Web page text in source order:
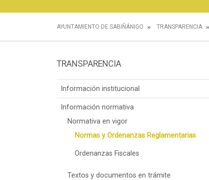
AYUNTAMIENTO DE SABIÑÁNIGO TRANSPARENCIA
TRANSPARENCIA
Información institucional
Información normativa
Normativa en vigor
Normas y Ordenanzas Reglamentarias
Ordenanzas Fiscales
Textos y documentos en trámite